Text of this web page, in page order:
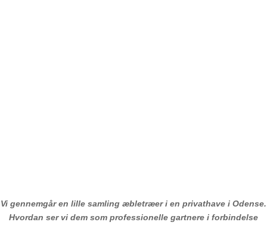
Vi gennemgår en lille samling æbletræer i en privathave i Odense.
Hvordan ser vi dem som professionelle gartnere i forbindelse